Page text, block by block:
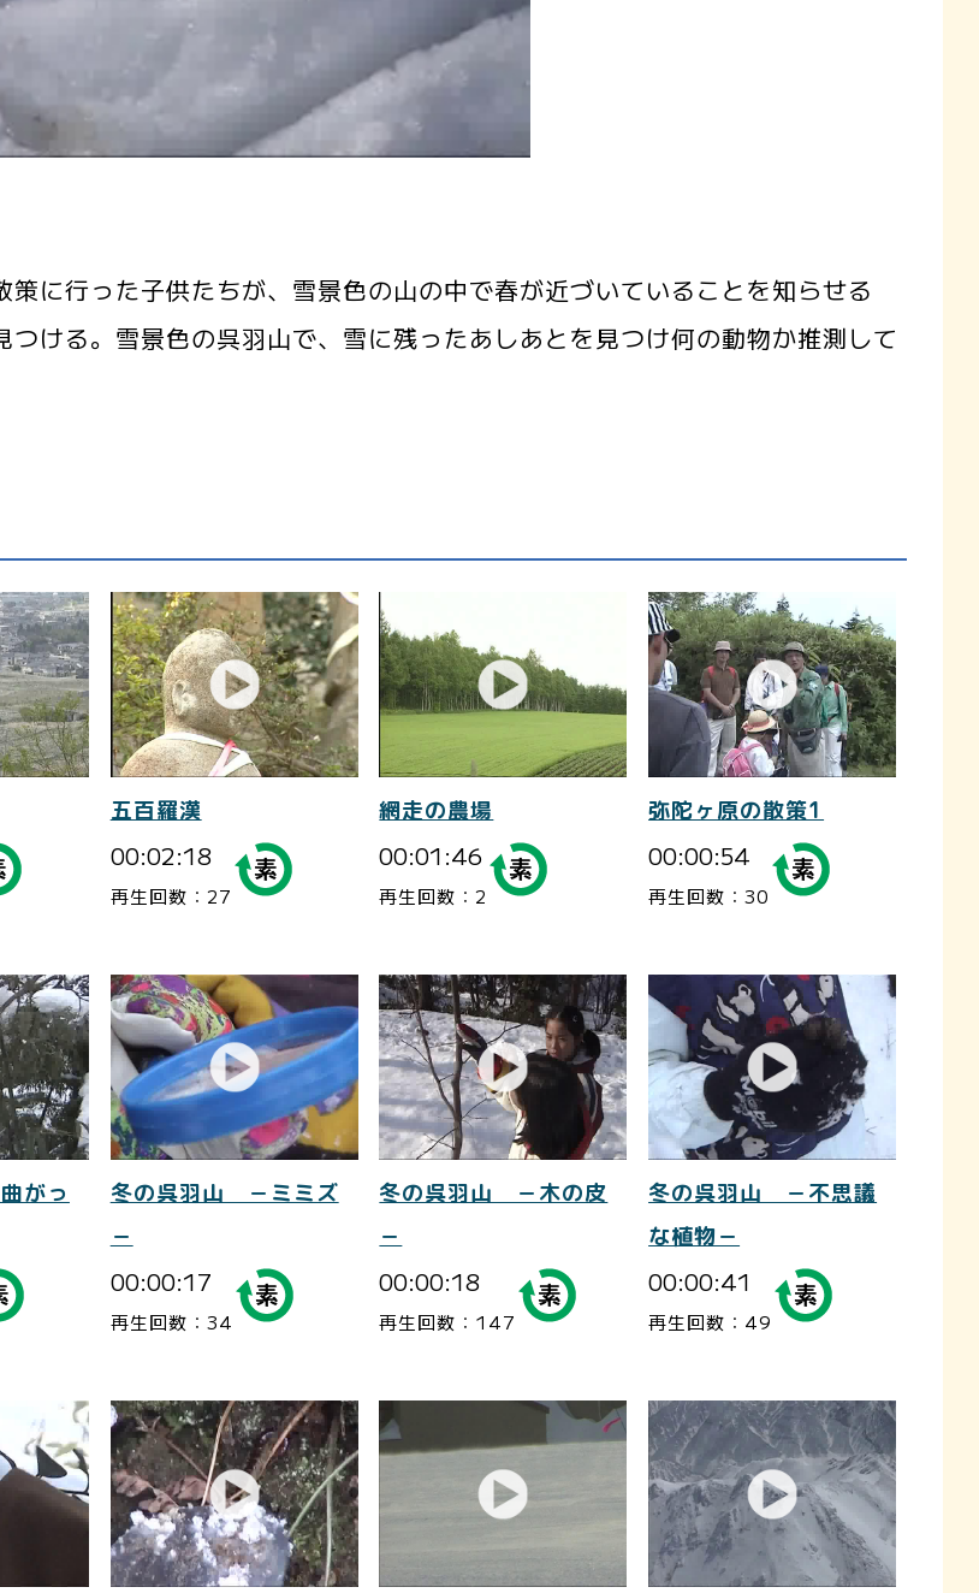
策に行った子供たちが、雪景色の山の中で春が近づいていることを知らせる
つける。雪景色の呉羽山で、雪に残ったあしあとを見つけ何の動物か推測して
五百羅漢
00:02:18
再生回数：27
網走の農場
00:01:46
再生回数：2
弥陀ヶ原の散策1
00:00:54
再生回数：30
がっ
冬の呉羽山 －ミミズ
－
00:00:17
再生回数：34
冬の呉羽山 －木の皮
－
00:00:18
再生回数：147
冬の呉羽山 －不思議
な植物－
00:00:41
再生回数：49